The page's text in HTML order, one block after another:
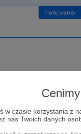
w czasie korzystania z
nas Twoich danych
na na stronie
a także w specjalnym
każdej osoby
dedykowane
projektu.